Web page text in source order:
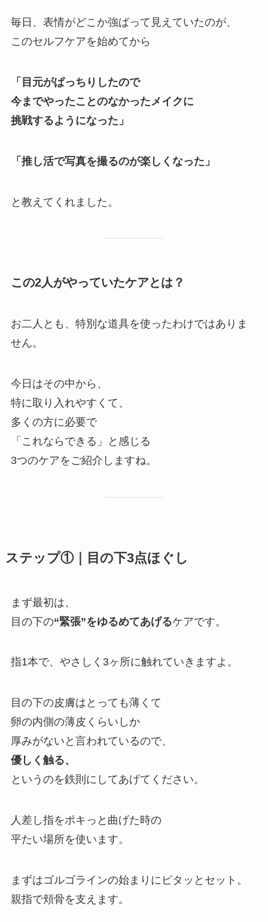
毎日、表情がどこか強ばって見えていたのが、
このセルフケアを始めてから
「目元がぱっちりしたので
今までやったことのなかったメイクに
挑戦するようになった」
「推し活で写真を撮るのが楽しくなった」
と教えてくれました。
この2人がやっていたケアとは？
お二人とも、特別な道具を使ったわけではありま
せん。
今日はその中から、
特に取り入れやすくて、
多くの方に必要で
「これならできる」と感じる
3つのケアをご紹介しますね。
ステップ①｜目の下3点ほぐし
まず最初は、
目の下の“緊張”をゆるめてあげるケアです。
指1本で、やさしく3ヶ所に触れていきますよ。
目の下の皮膚はとっても薄くて
卵の内側の薄皮くらいしか
厚みがないと言われているので、
優しく触る、
というのを鉄則にしてあげてください。
人差し指をポキっと曲げた時の
平たい場所を使います。
まずはゴルゴラインの始まりにピタッとセット。
親指で頬骨を支えます。